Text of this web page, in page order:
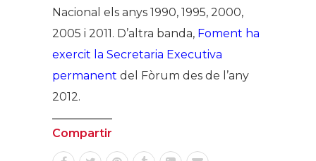
Nacional els anys 1990, 1995, 2000,
2005 i 2011. D’altra banda, Foment ha
exercit la Secretaria Executiva
permanent del Fòrum des de l’any
2012.
Compartir